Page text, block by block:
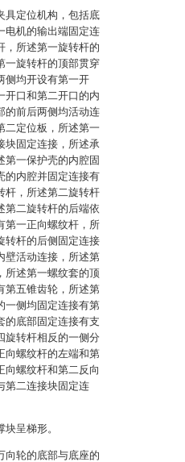
具定位机构，包括底
电机的输出端固定连
，所述第一旋转杆的
一旋转杆的顶部贯穿
侧均开设有第一开
开口和第二开口的内
的前后两侧均活动连
二定位板，所述第一
块固定连接，所述承
第一保护壳的内腔固
的内腔并固定连接有
杆，所述第二旋转杆
第二旋转杆的后端依
第一正向螺纹杆，所
转杆的后侧固定连接
壁活动连接，所述第
所述第一螺纹套的顶
第五锥齿轮，所述第
一侧均固定连接有第
的底部固定连接有支
旋转杆相反的一侧分
向螺纹杆的左端和第
向螺纹杆和第二反向
第二连接块固定连
呈梯形。
向轮的底部与底座的